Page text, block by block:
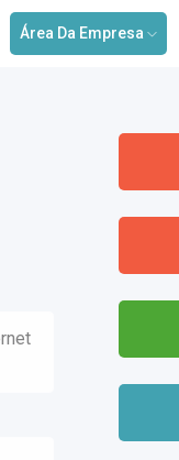
Área Da Empresa